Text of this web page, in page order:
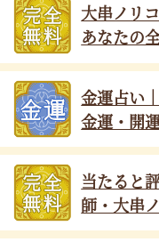
大串ノリ
あなたの
金運占い
金運・開
当たると
師・大串